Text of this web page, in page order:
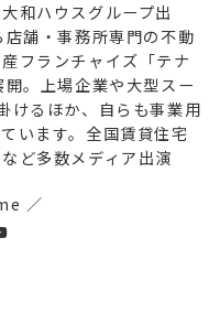
和ハウスグループ出
舗・事務所専門の不動
フランチャイズ「テナ
。上場企業や大型スー
けるほか、自らも事業用
います。全国賃貸住宅
ど多数メディア出演
／